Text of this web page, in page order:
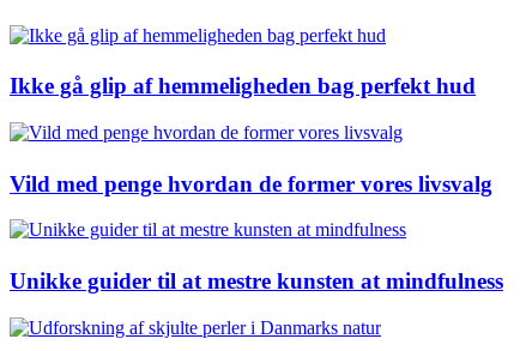
Ikke gå glip af hemmeligheden bag perfekt hud
Vild med penge hvordan de former vores livsvalg
Unikke guider til at mestre kunsten at mindfulness